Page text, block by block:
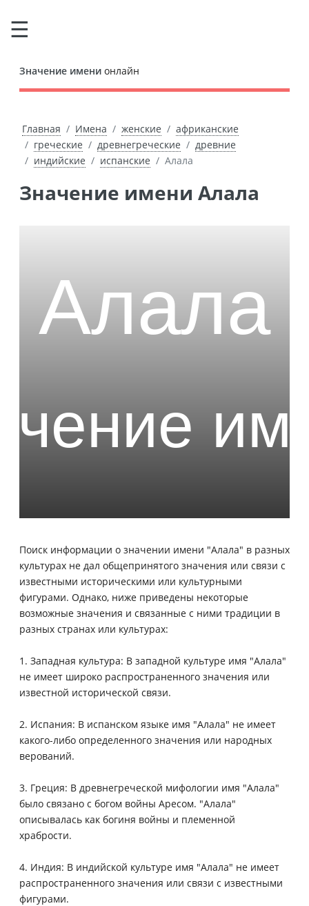
Значение имени онлайн
Главная Имена женские
африканские
греческие
древнегреческие
древние
индийские
испанские Алала
Значение имени Алала
Поиск информации о значении имени "Алала" в разных
культурах не дал общепринятого значения или связи с
известными историческими или культурными
фигурами. Однако, ниже приведены некоторые
возможные значения и связанные с ними традиции в
разных странах или культурах:
1. Западная культура: В западной культуре имя "Алала"
не имеет широко распространенного значения или
известной исторической связи.
2. Испания: В испанском языке имя "Алала" не имеет
какого-либо определенного значения или народных
верований.
3. Греция: В древнегреческой мифологии имя "Алала"
было связано с богом войны Аресом. "Алала"
описывалась как богиня войны и племенной
храбрости.
4. Индия: В индийской культуре имя "Алала" не имеет
распространенного значения или связи с известными
фигурами.